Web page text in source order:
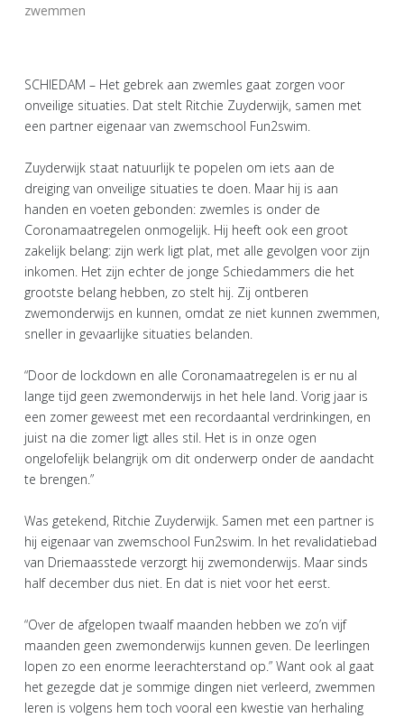
zwemmen
SCHIEDAM – Het gebrek aan zwemles gaat zorgen voor
onveilige situaties. Dat stelt Ritchie Zuyderwijk, samen met
een partner eigenaar van zwemschool Fun2swim.
Zuyderwijk staat natuurlijk te popelen om iets aan de
dreiging van onveilige situaties te doen. Maar hij is aan
handen en voeten gebonden: zwemles is onder de
Coronamaatregelen onmogelijk. Hij heeft ook een groot
zakelijk belang: zijn werk ligt plat, met alle gevolgen voor zijn
inkomen. Het zijn echter de jonge Schiedammers die het
grootste belang hebben, zo stelt hij. Zij ontberen
zwemonderwijs en kunnen, omdat ze niet kunnen zwemmen,
sneller in gevaarlijke situaties belanden.
“Door de lockdown en alle Coronamaatregelen is er nu al
lange tijd geen zwemonderwijs in het hele land. Vorig jaar is
een zomer geweest met een recordaantal verdrinkingen, en
juist na die zomer ligt alles stil. Het is in onze ogen
ongelofelijk belangrijk om dit onderwerp onder de aandacht
te brengen.”
Was getekend, Ritchie Zuyderwijk. Samen met een partner is
hij eigenaar van zwemschool Fun2swim. In het revalidatiebad
van Driemaasstede verzorgt hij zwemonderwijs. Maar sinds
half december dus niet. En dat is niet voor het eerst.
“Over de afgelopen twaalf maanden hebben we zo’n vijf
maanden geen zwemonderwijs kunnen geven. De leerlingen
lopen zo een enorme leerachterstand op.” Want ook al gaat
het gezegde dat je sommige dingen niet verleerd, zwemmen
leren is volgens hem toch vooral een kwestie van herhaling